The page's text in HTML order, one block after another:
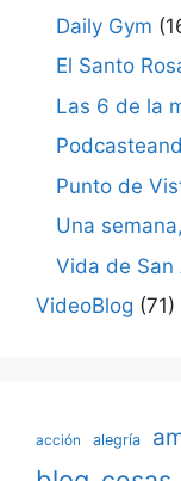
Daily Gym
El Santo
Las 6 de la
Punto de
Una
Vida de San
VideoBlog (71)
acción alegría